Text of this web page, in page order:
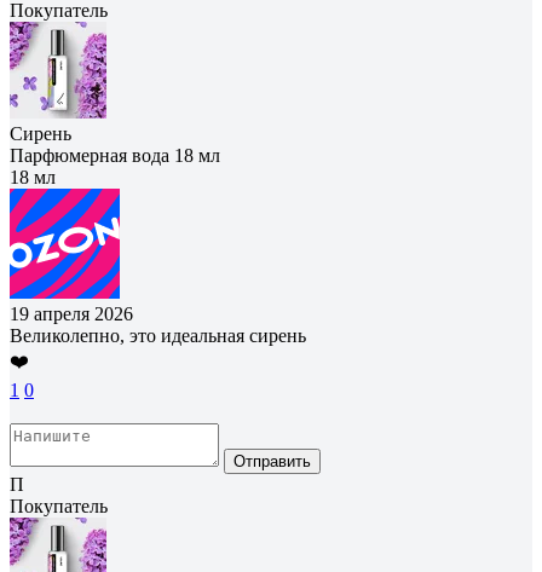
Покупатель
Сирень
Парфюмерная вода 18 мл
18 мл
19 апреля 2026
Великолепно, это идеальная сирень
❤️
1 0
Отправить
П
Покупатель